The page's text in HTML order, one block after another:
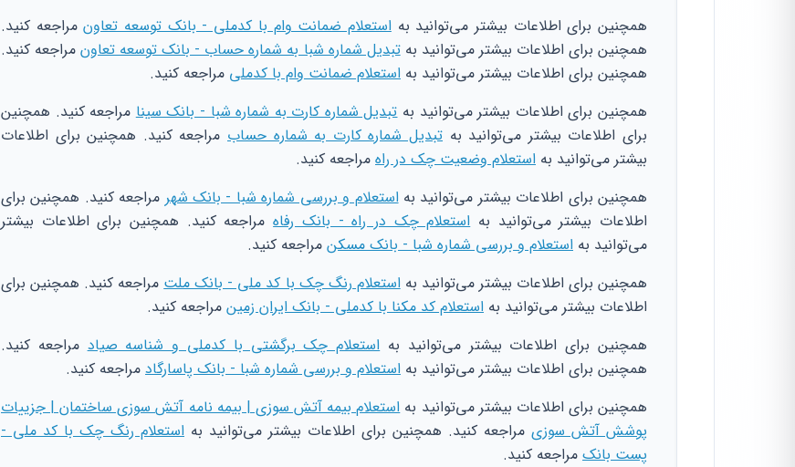
همچنین برای اطلاعات بیشتر می‌توانید بهاستعلام ضمانت وام با کدملی - بانک توسعه تعاونمراجعه کنید.
همچنین برای اطلاعات بیشتر می‌توانید بهتبدیل شماره شبا به شماره حساب - بانک توسعه تعاونمراجعه کنید.
همچنین برای اطلاعات بیشتر می‌توانید به استعلام ضمانت وام با کدملی مراجعه کنید.
همچنین برای اطلاعات بیشتر می‌توانید بهتبدیل شماره کارت به شماره شبا - بانک سینامراجعه کنید. همچنین
برای اطلاعات بیشتر می‌توانید به تبدیل شماره کارت به شماره حساب مراجعه کنید. همچنین برای اطلاعات
بیشتر می‌توانید به استعلام وضعیت چک در راه مراجعه کنید.
همچنین برای اطلاعات بیشتر می‌توانید بهاستعلام و بررسی شماره شبا - بانک شهر مراجعه کنید. همچنین برای
اطلاعات بیشتر می‌توانید بهاستعلام چک در راه - بانک رفاهمراجعه کنید. همچنین برای اطلاعات بیشتر
می‌توانید به استعلام و بررسی شماره شبا - بانک مسکن مراجعه کنید.
همچنین برای اطلاعات بیشتر می‌توانید بهاستعلام رنگ چک با کد ملی - بانک ملتمراجعه کنید. همچنین برای
اطلاعات بیشتر می‌توانید به استعلام کد مکنا با کدملی - بانک ایران زمین مراجعه کنید.
همچنین برای اطلاعات بیشتر می‌توانید بهاستعلام چک برگشتی با کدملی و شناسه صیادمراجعه کنید.
همچنین برای اطلاعات بیشتر می‌توانید به استعلام و بررسی شماره شبا - بانک پاسارگاد مراجعه کنید.
همچنین برای اطلاعات بیشتر می‌توانید بهاستعلام بیمه آتش سوزی | بیمه نامه آتش سوزی ساختمان | جزییات
پوشش آتش سوزی مراجعه کنید. همچنین برای اطلاعات بیشتر می‌توانید به استعلام رنگ چک با کد ملی -
پست بانک مراجعه کنید.